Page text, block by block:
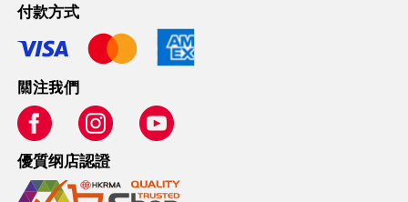
付款方式
關注我們
優質纲店認證